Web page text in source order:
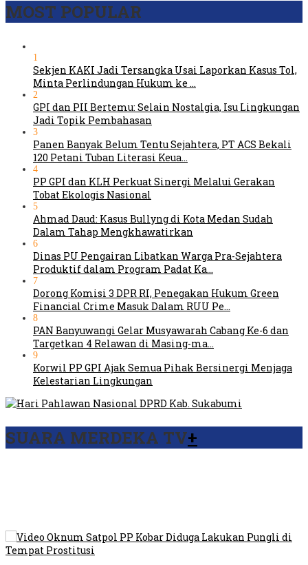
MOST POPULAR
1
Sekjen KAKI Jadi Tersangka Usai Laporkan Kasus Tol,
Minta Perlindungan Hukum ke …
2
GPI dan PII Bertemu: Selain Nostalgia, Isu Lingkungan
Jadi Topik Pembahasan
3
Panen Banyak Belum Tentu Sejahtera, PT ACS Bekali
120 Petani Tuban Literasi Keua…
4
PP GPI dan KLH Perkuat Sinergi Melalui Gerakan
Tobat Ekologis Nasional
5
Ahmad Daud: Kasus Bullyng di Kota Medan Sudah
Dalam Tahap Mengkhawatirkan
6
Dinas PU Pengairan Libatkan Warga Pra-Sejahtera
Produktif dalam Program Padat Ka…
7
Dorong Komisi 3 DPR RI, Penegakan Hukum Green
Financial Crime Masuk Dalam RUU Pe…
8
PAN Banyuwangi Gelar Musyawarah Cabang Ke-6 dan
Targetkan 4 Relawan di Masing-ma…
9
Korwil PP GPI Ajak Semua Pihak Bersinergi Menjaga
Kelestarian Lingkungan
SUARA MERDEKA TV+